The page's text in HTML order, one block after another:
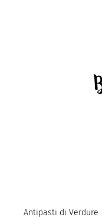
Antipasti di Verdure